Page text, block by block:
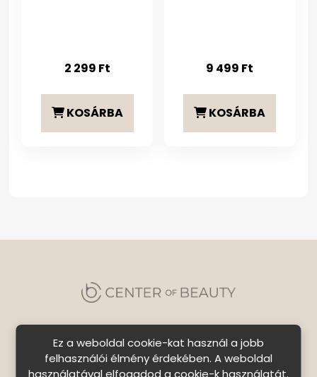
2 299 Ft
KOSÁRBA
9 499 Ft
KOSÁRBA
Ez a weboldal cookie-kat használ a jobb
felhasználói élmény érdekében. A weboldal
használatával elfogadod a cookie-k használatát.